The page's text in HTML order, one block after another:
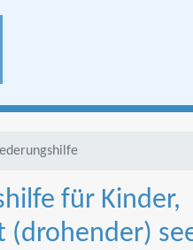
für Kinder,
(drohender)